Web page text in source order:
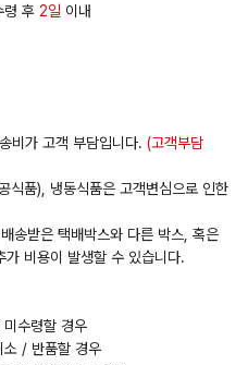
령 후 2일 이내
비가 고객 부담입니다. (고객부담
식품), 냉동식품은 고객변심으로 인한
송받은 택배박스와 다른 박스, 혹은
가 비용이 발생할 수 있습니다.
수령할 경우
소 / 반품할 경우